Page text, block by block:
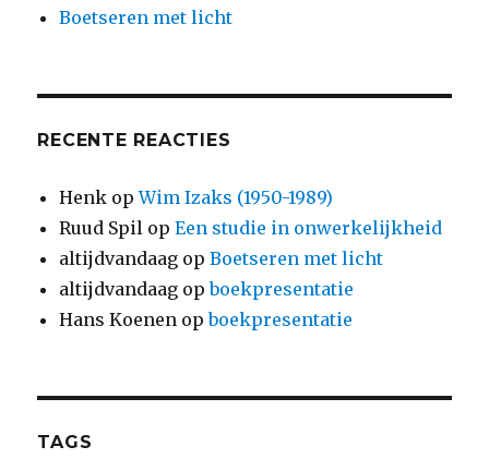
Boetseren met licht
RECENTE REACTIES
Henk opWim Izaks (1950-1989)
Ruud Spil opEen studie in onwerkelijkheid
altijdvandaag opBoetseren met licht
altijdvandaag opboekpresentatie
Hans Koenen opboekpresentatie
TAGS